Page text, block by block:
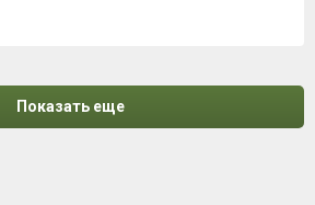
Показать еще